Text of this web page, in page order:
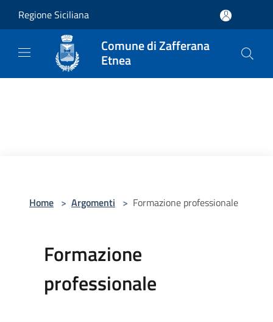
Regione Siciliana
Comune di Zafferana
Etnea
Home > Argomenti > Formazione professionale
Formazione
professionale